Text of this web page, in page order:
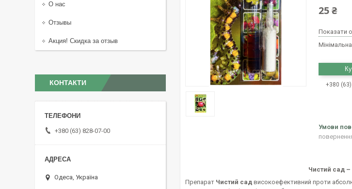
25 ₴
Показати
+380
Чистий сад –
Препарат Чистий сад високоефективний проти
О нас
Отзывы
Акция! Скидка за отзыв
КОНТАКТИ
+380 (63) 828-07-00
Одеса, Україна